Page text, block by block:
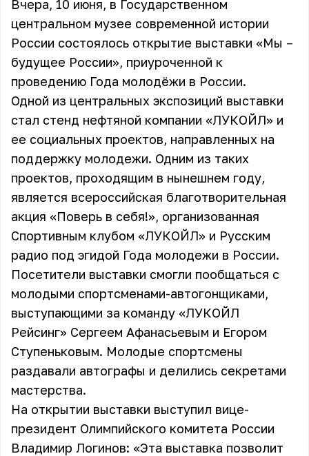
Вчера, 10 июня, в Государственном
центральном музее современной истории
России состоялось открытие выставки «Мы –
будущее России», приуроченной к
проведению Года молодёжи в России.
Одной из центральных экспозиций выставки
стал стенд нефтяной компании «ЛУКОЙЛ» и
ее социальных проектов, направленных на
поддержку молодежи. Одним из таких
проектов, проходящим в нынешнем году,
является всероссийская благотворительная
акция «Поверь в себя!», организованная
Спортивным клубом «ЛУКОЙЛ» и Русским
радио под эгидой Года молодежи в России.
Посетители выставки смогли пообщаться с
молодыми спортсменами-автогонщиками,
выступающими за команду «ЛУКОЙЛ
Рейсинг» Сергеем Афанасьевым и Егором
Ступеньковым. Молодые спортсмены
раздавали автографы и делились секретами
мастерства.
На открытии выставки выступил вице-
президент Олимпийского комитета России
Владимир Логинов: «Эта выставка позволит